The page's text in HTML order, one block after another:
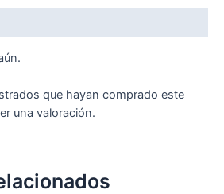
que hayan comprado este
una valoración.